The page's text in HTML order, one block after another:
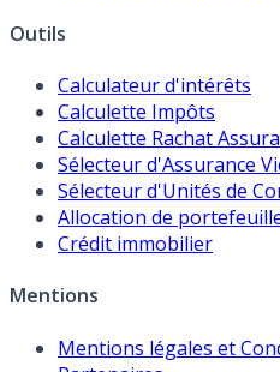
Outils
Calculateur d'intérêts
Calculette Impôts
Calculette Rachat
Sélecteur d'Assurance
Sélecteur d'Unités de
Allocation de
Crédit immobilier
Mentions
Mentions légales et